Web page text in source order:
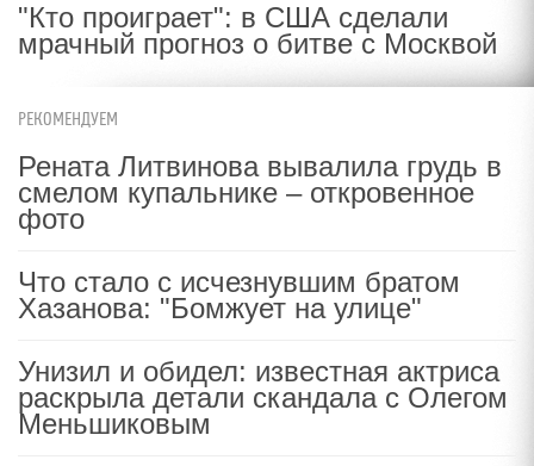
"Кто проиграет": в США сделали
мрачный прогноз о битве с Москвой
РЕКОМЕНДУЕМ
Рената Литвинова вывалила грудь в
смелом купальнике – откровенное
фото
Что стало с исчезнувшим братом
Хазанова: "Бомжует на улице"
Унизил и обидел: известная актриса
раскрыла детали скандала с Олегом
Меньшиковым